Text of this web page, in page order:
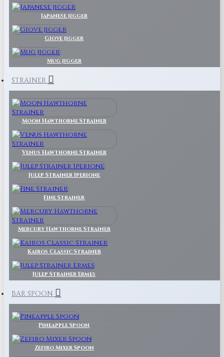
Japanese jigger
Giove jigger
Mug jigger
STRAINER
Moon Hawthorne Strainer
Venus Hawthorne Strainer
Julep Strainer Iperione
Fine Strainer
Mercury Hawthorne Strainer
Kairos Classic Strainer
Julep Strainer Ermes
BAR SPOON
Pineapple Spoon
Zefiro Mixer Spoon